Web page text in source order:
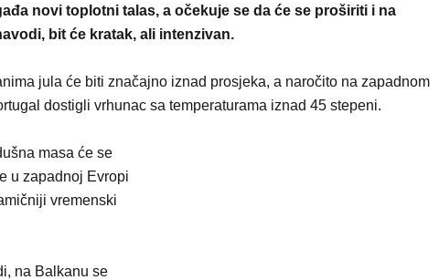
novi toplotni talas, a očekuje se da će se proširiti i na
bit će kratak, ali intenzivan.
jula će biti značajno iznad prosjeka, a naročito na zapadnom
dostigli vrhunac sa temperaturama iznad 45 stepeni.
masa će se
u zapadnoj Evropi
vremenski
na Balkanu se